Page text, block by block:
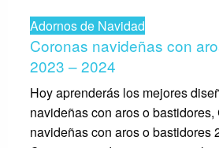
Adornos de Navidad
Coronas navideñas con
2023 – 2024
Hoy aprenderás los mejores
navideñas con aros o bastidores,
navideñas con aros o bastidores